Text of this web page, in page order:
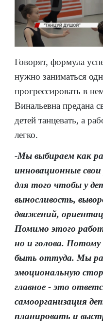
Говорят, формула
нужно заниматься
прогрессировать в
Винальевна предана
детей танцевать, а
легко.
-Мы выбираем как
инновационные
для того чтобы у
выносливость,
движений,
Помимо этого
но и голова.
быть оттуда. Мы
эмоциональную
главное - это
самоорганизация
планировать и